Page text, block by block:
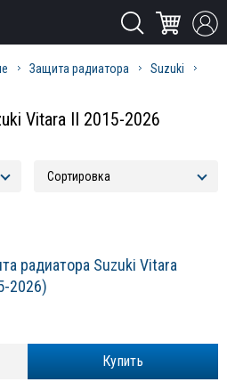
Защита радиатора
Suzuki
Vitara II 2015-2026
радиатора Suzuki Vitara
2026)
Купить